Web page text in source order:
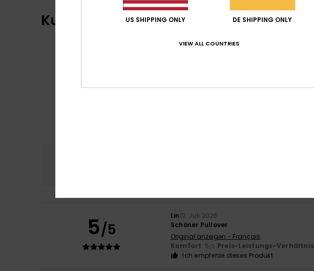
Kundenbewertungen
5/5
Lin12. Juli 2026
Schöner Pullover
Original anzeigen - Français
Komfort: 5/5 Preis-Leistungs-Verhältnis
Ich empfehle dieses Produkt
US SHIPPING ONLY DE SHIPPING ONLY
VIEW ALL COUNTRIES